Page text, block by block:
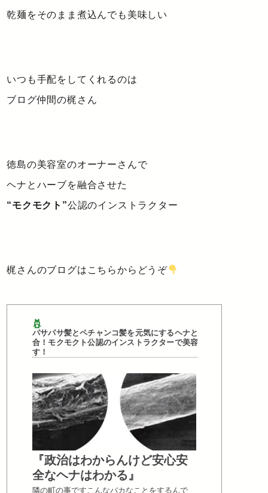
乾麺をそのまま煮込んでも美味しい
いつも手配をしてくれるのは
ブログ仲間の梶さん
徳島の美容室のオーナーさんで
ヘナとハーブを融合させた
“モクモクト”公認のインストラクター
梶さんのブログはこちらからどうぞ